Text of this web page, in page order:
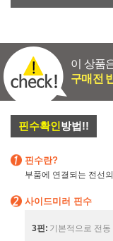
이 상품
구매전
핀수확인방법!!
핀수란?
부품에 연결되는 전선
사이드미러 핀수
3핀: 기본적으로 전